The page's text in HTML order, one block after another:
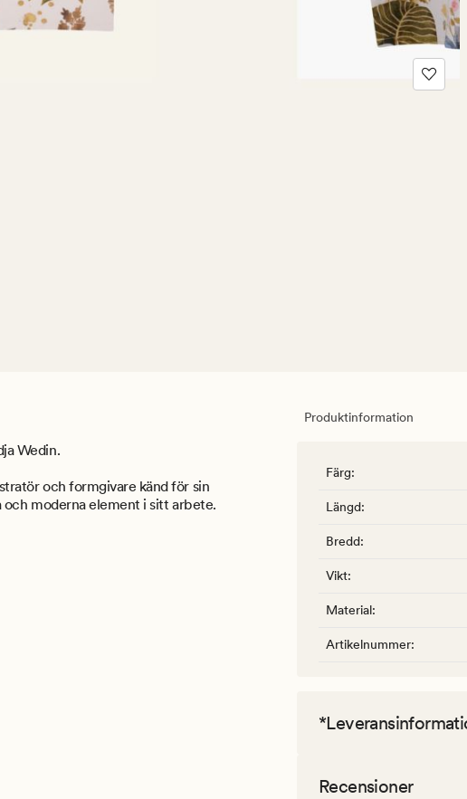
Wedin.
och formgivare känd för sin
moderna element i sitt arbete.
Produktinformation
Färg:
Längd:
Bredd:
Vikt:
Material:
Artikelnummer:
Recensioner